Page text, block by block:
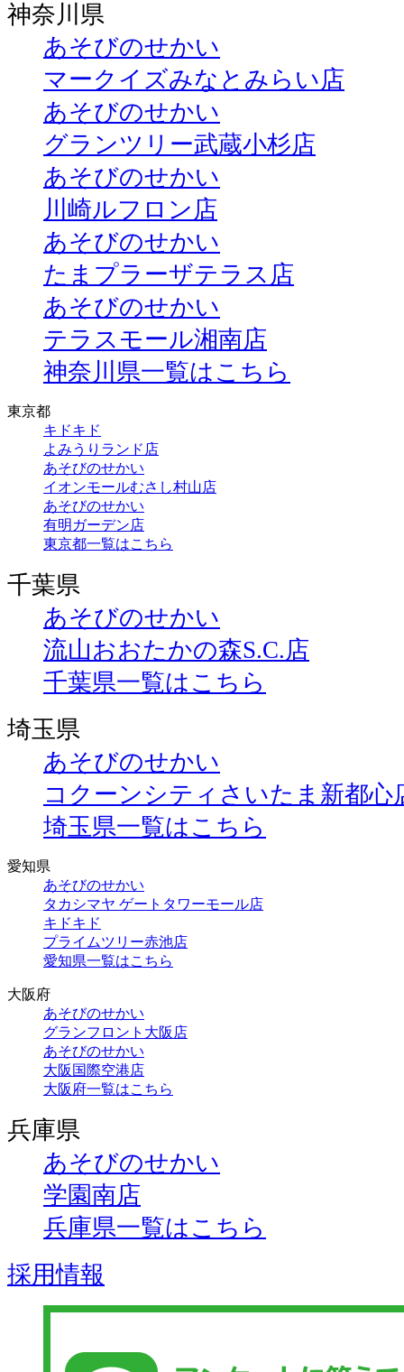
神奈川県
あそびのせかい
マークイズみなとみらい店
あそびのせかい
グランツリー武蔵小杉店
あそびのせかい
川崎ルフロン店
あそびのせかい
たまプラーザテラス店
あそびのせかい
テラスモール湘南店
神奈川県一覧はこちら
東京都
キドキド
よみうりランド店
あそびのせかい
イオンモールむさし村山店
あそびのせかい
有明ガーデン店
東京都一覧はこちら
千葉県
あそびのせかい
流山おおたかの森S.C.店
千葉県一覧はこちら
埼玉県
あそびのせかい
コクーンシティさいたま新都心
埼玉県一覧はこちら
愛知県
あそびのせかい
タカシマヤ ゲートタワーモール店
キドキド
プライムツリー赤池店
愛知県一覧はこちら
大阪府
あそびのせかい
グランフロント大阪店
あそびのせかい
大阪国際空港店
大阪府一覧はこちら
兵庫県
あそびのせかい
学園南店
兵庫県一覧はこちら
採用情報